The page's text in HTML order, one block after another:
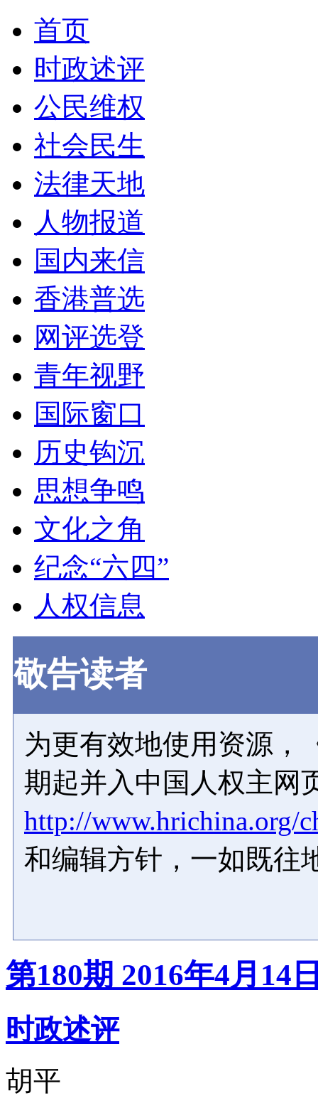
首页
时政述评
公民维权
社会民生
法律天地
人物报道
国内来信
香港普选
网评选登
青年视野
国际窗口
历史钩沉
思想争鸣
文化之角
纪念“六四”
人权信息
敬告读者
为更有效地使用资源，
期起并入中国人权主网
http://www.hrichina.org/
和编辑方针，一如既往
第180期 2016年4月14
时政述评
胡平